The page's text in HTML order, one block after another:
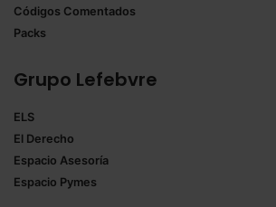
Códigos Comentados
Packs
Grupo Lefebvre
ELS
El Derecho
Espacio Asesoría
Espacio Pymes